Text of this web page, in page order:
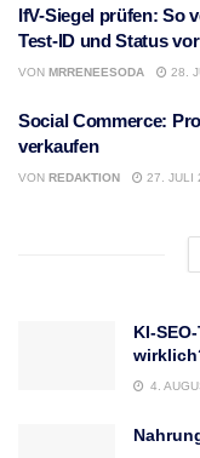
IfV-Siegel prüfen: So
Test-ID und Status
VON MRRENEESODA 28.
Social Commerce:
verkaufen
VON REDAKTION 27. JULI
KI-
4.